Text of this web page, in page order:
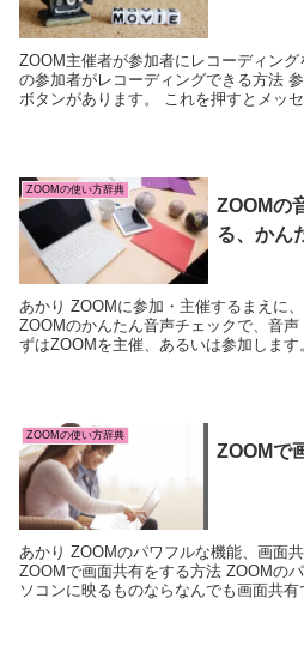
ZOOM主催者が参加者にレコーディン
の参加者がレコーディングできる方法 参加者には、レコーディングの
ボタンがあります。 これを押すとメッ
ZOOMの使い方辞典
ZOOMの
る、かん
あかり ZOOMに参加・主催するまえに、音声チェックをしましょう！
ZOOMのかんたん音声チェックで、音声
ずはZOOMを主催、あるいは参加します
ZOOMの使い方辞典
ZOOMで
あかり ZOOMのパワフルな機能、画面共有。ぜひ使ってみましょう！
ZOOMで画面共有をする方法 ZOOMのパワフルな機能、画面共有 パ
ソコンに映るものならなんでも画面共